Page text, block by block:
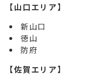
【山口エリア】
新山口
徳山
防府
【佐賀エリア】